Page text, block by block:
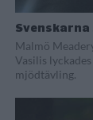
Malmö
Vasilis
mjödtävling.